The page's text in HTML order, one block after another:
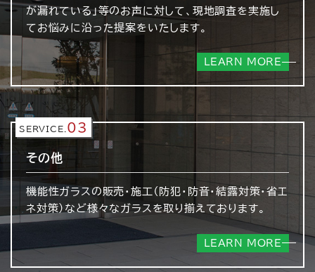
が漏れている」等のお声に対して、現地調査を実施し
てお悩みに沿った提案をいたします。
LEARN MORE
SERVICE. 03
その他
機能性ガラスの販売・施工（防犯・防音・結露対策・省エ
ネ対策）など様々なガラスを取り揃えております。
LEARN MORE